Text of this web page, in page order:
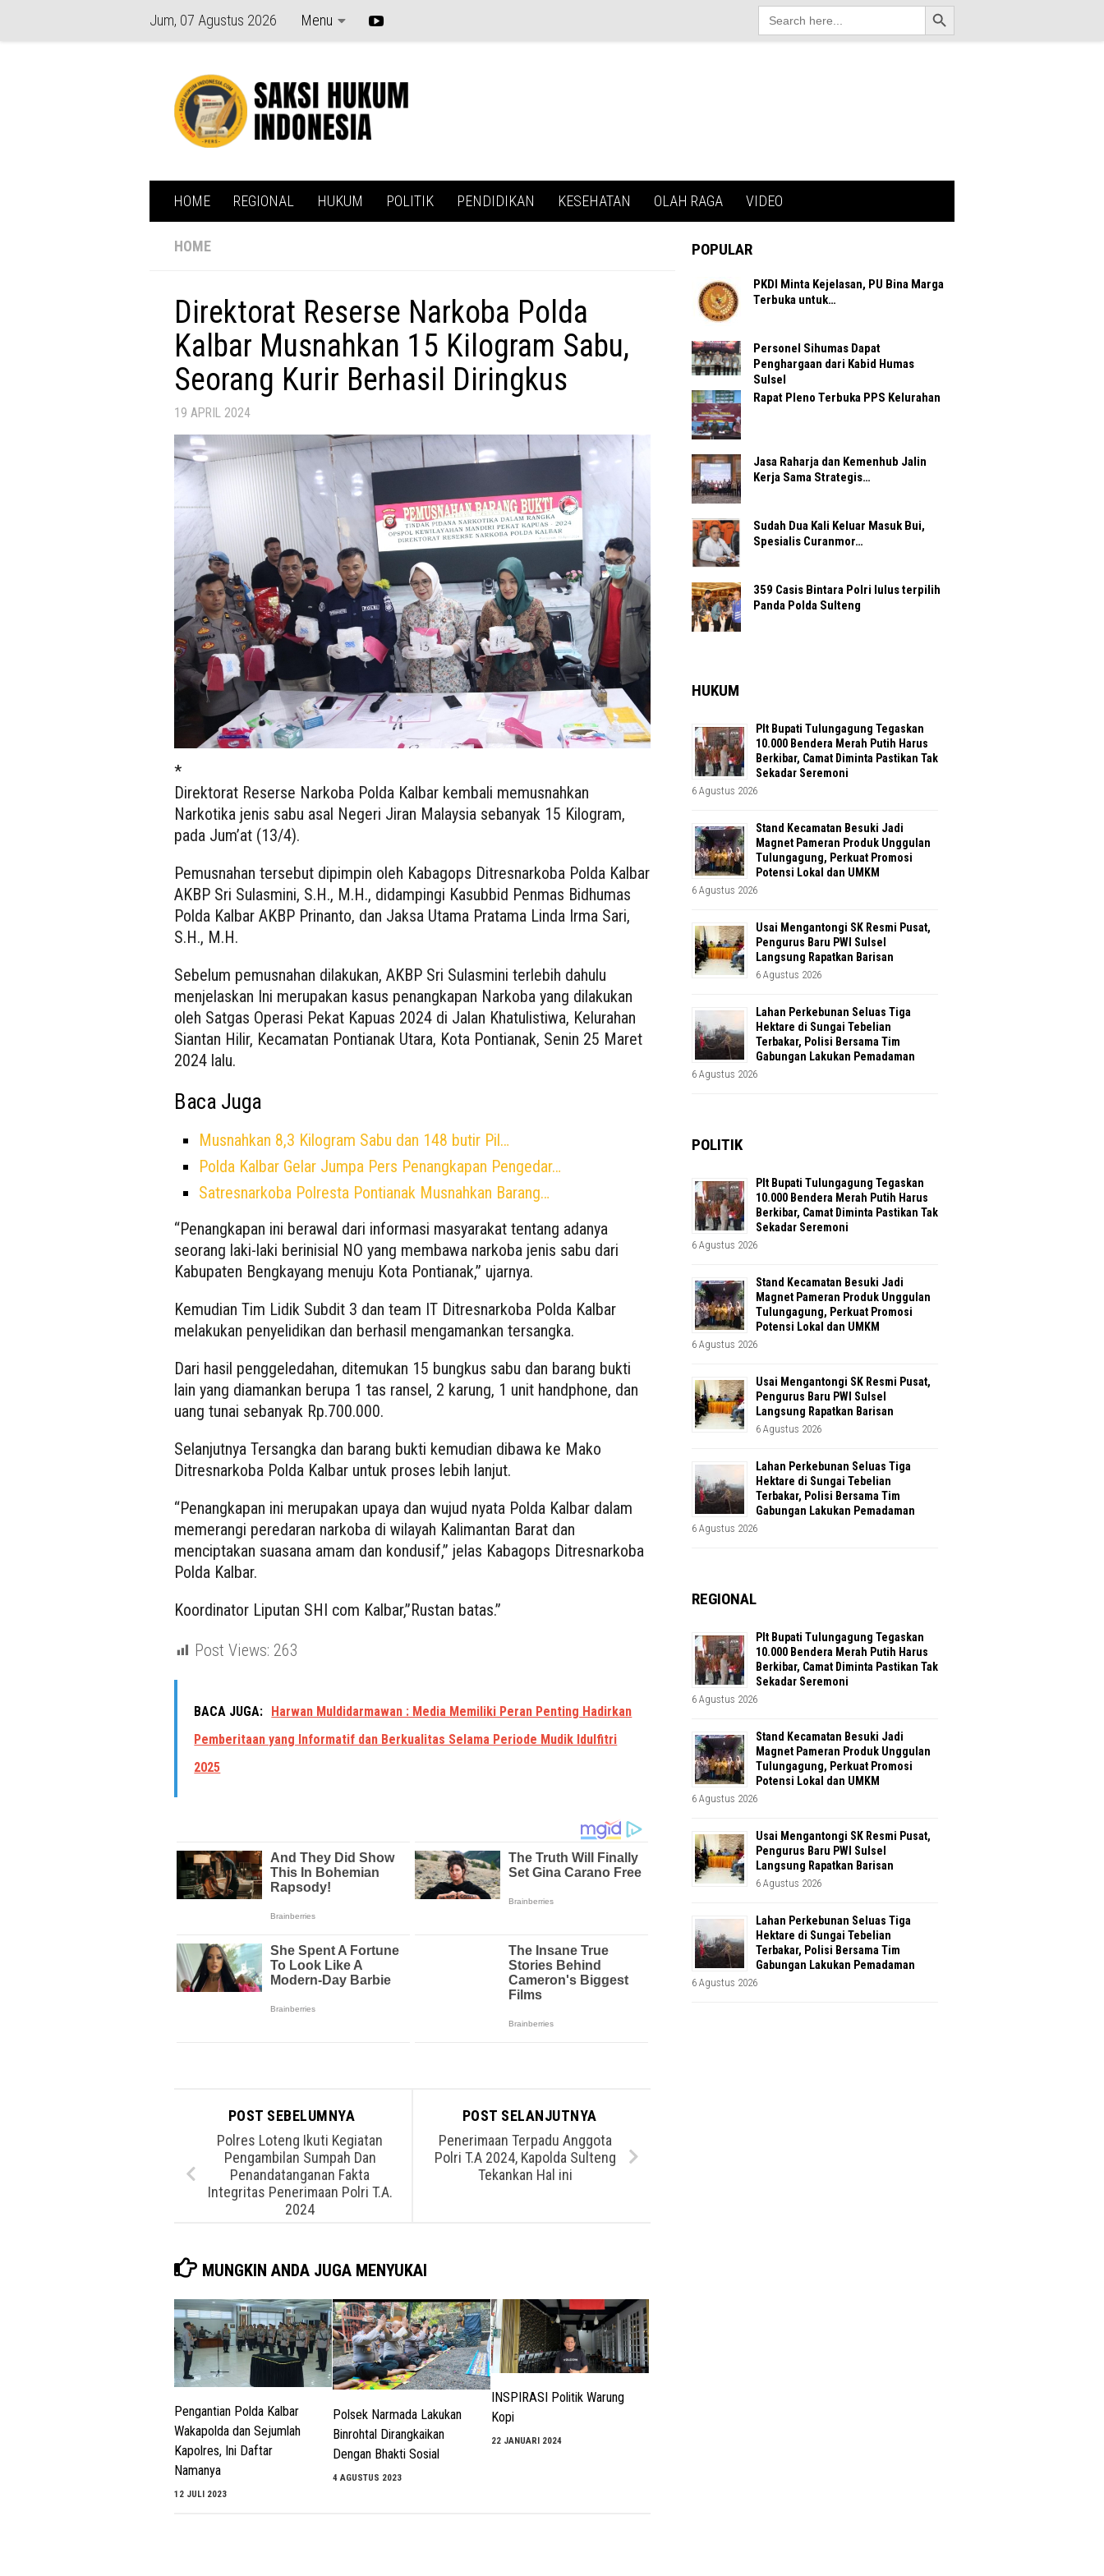
Jum, 07 Agustus 2026 Menu
Search
for:
Search Button
HOME REGIONAL HUKUM POLITIK PENDIDIKAN KESEHATAN OLAH RAGA VIDEO
HOME
Direktorat Reserse Narkoba Polda
Kalbar Musnahkan 15 Kilogram Sabu,
Seorang Kurir Berhasil Diringkus
19 APRIL 2024
*
Direktorat Reserse Narkoba Polda Kalbar kembali memusnahkan
Narkotika jenis sabu asal Negeri Jiran Malaysia sebanyak 15 Kilogram,
pada Jum’at (13/4).
Pemusnahan tersebut dipimpin oleh Kabagops Ditresnarkoba Polda Kalbar
AKBP Sri Sulasmini, S.H., M.H., didampingi Kasubbid Penmas Bidhumas
Polda Kalbar AKBP Prinanto, dan Jaksa Utama Pratama Linda Irma Sari,
S.H., M.H.
Sebelum pemusnahan dilakukan, AKBP Sri Sulasmini terlebih dahulu
menjelaskan Ini merupakan kasus penangkapan Narkoba yang dilakukan
oleh Satgas Operasi Pekat Kapuas 2024 di Jalan Khatulistiwa, Kelurahan
Siantan Hilir, Kecamatan Pontianak Utara, Kota Pontianak, Senin 25 Maret
2024 lalu.
Baca Juga
Musnahkan 8,3 Kilogram Sabu dan 148 butir Pil…
Polda Kalbar Gelar Jumpa Pers Penangkapan Pengedar…
Satresnarkoba Polresta Pontianak Musnahkan Barang…
“Penangkapan ini berawal dari informasi masyarakat tentang adanya
seorang laki-laki berinisial NO yang membawa narkoba jenis sabu dari
Kabupaten Bengkayang menuju Kota Pontianak,” ujarnya.
Kemudian Tim Lidik Subdit 3 dan team IT Ditresnarkoba Polda Kalbar
melakukan penyelidikan dan berhasil mengamankan tersangka.
Dari hasil penggeledahan, ditemukan 15 bungkus sabu dan barang bukti
lain yang diamankan berupa 1 tas ransel, 2 karung, 1 unit handphone, dan
uang tunai sebanyak Rp.700.000.
Selanjutnya Tersangka dan barang bukti kemudian dibawa ke Mako
Ditresnarkoba Polda Kalbar untuk proses lebih lanjut.
“Penangkapan ini merupakan upaya dan wujud nyata Polda Kalbar dalam
memerangi peredaran narkoba di wilayah Kalimantan Barat dan
menciptakan suasana amam dan kondusif,” jelas Kabagops Ditresnarkoba
Polda Kalbar.
Koordinator Liputan SHI com Kalbar,”Rustan batas.”
Post Views: 263
BACA JUGA: Harwan Muldidarmawan : Media Memiliki Peran Penting Hadirkan
Pemberitaan yang Informatif dan Berkualitas Selama Periode Mudik Idulfitri
2025
POST SELANJUTNYA
Penerimaan Terpadu Anggota
Polri T.A 2024, Kapolda Sulteng
Tekankan Hal ini
POST SEBELUMNYA
Polres Loteng Ikuti Kegiatan
Pengambilan Sumpah Dan
Penandatanganan Fakta
Integritas Penerimaan Polri T.A.
2024
MUNGKIN ANDA JUGA MENYUKAI
Pengantian Polda Kalbar
Wakapolda dan Sejumlah
Kapolres, Ini Daftar
Namanya
12 JULI 2023
Polsek Narmada Lakukan
Binrohtal Dirangkaikan
Dengan Bhakti Sosial
4 AGUSTUS 2023
INSPIRASI Politik Warung
Kopi
22 JANUARI 2024
POPULAR
PKDI Minta Kejelasan, PU Bina Marga
Terbuka untuk…
Personel Sihumas Dapat
Penghargaan dari Kabid Humas
Sulsel
Rapat Pleno Terbuka PPS Kelurahan
Jasa Raharja dan Kemenhub Jalin
Kerja Sama Strategis…
Sudah Dua Kali Keluar Masuk Bui,
Spesialis Curanmor…
359 Casis Bintara Polri lulus terpilih
Panda Polda Sulteng
HUKUM
Plt Bupati Tulungagung Tegaskan
10.000 Bendera Merah Putih Harus
Berkibar, Camat Diminta Pastikan Tak
Sekadar Seremoni
6 Agustus 2026
Stand Kecamatan Besuki Jadi
Magnet Pameran Produk Unggulan
Tulungagung, Perkuat Promosi
Potensi Lokal dan UMKM
6 Agustus 2026
Usai Mengantongi SK Resmi Pusat,
Pengurus Baru PWI Sulsel
Langsung Rapatkan Barisan
6 Agustus 2026
Lahan Perkebunan Seluas Tiga
Hektare di Sungai Tebelian
Terbakar, Polisi Bersama Tim
Gabungan Lakukan Pemadaman
6 Agustus 2026
POLITIK
Plt Bupati Tulungagung Tegaskan
10.000 Bendera Merah Putih Harus
Berkibar, Camat Diminta Pastikan Tak
Sekadar Seremoni
6 Agustus 2026
Stand Kecamatan Besuki Jadi
Magnet Pameran Produk Unggulan
Tulungagung, Perkuat Promosi
Potensi Lokal dan UMKM
6 Agustus 2026
Usai Mengantongi SK Resmi Pusat,
Pengurus Baru PWI Sulsel
Langsung Rapatkan Barisan
6 Agustus 2026
Lahan Perkebunan Seluas Tiga
Hektare di Sungai Tebelian
Terbakar, Polisi Bersama Tim
Gabungan Lakukan Pemadaman
6 Agustus 2026
REGIONAL
Plt Bupati Tulungagung Tegaskan
10.000 Bendera Merah Putih Harus
Berkibar, Camat Diminta Pastikan Tak
Sekadar Seremoni
6 Agustus 2026
Stand Kecamatan Besuki Jadi
Magnet Pameran Produk Unggulan
Tulungagung, Perkuat Promosi
Potensi Lokal dan UMKM
6 Agustus 2026
Usai Mengantongi SK Resmi Pusat,
Pengurus Baru PWI Sulsel
Langsung Rapatkan Barisan
6 Agustus 2026
Lahan Perkebunan Seluas Tiga
Hektare di Sungai Tebelian
Terbakar, Polisi Bersama Tim
Gabungan Lakukan Pemadaman
6 Agustus 2026